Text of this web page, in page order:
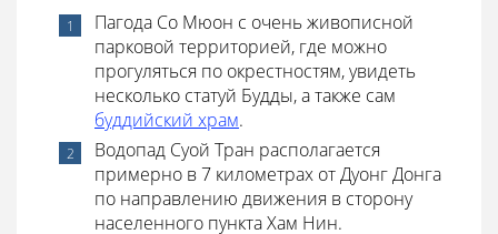
Пагода Со Мюон с очень живописной
парковой территорией, где можно
прогуляться по окрестностям, увидеть
несколько статуй Будды, а также сам
буддийский храм.
Водопад Суой Тран располагается
примерно в 7 километрах от Дуонг Донга
по направлению движения в сторону
населенного пункта Хам Нин.